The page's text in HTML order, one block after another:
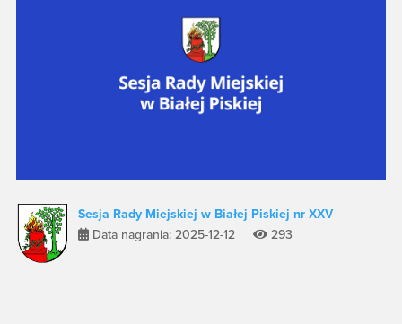
Sesja Rady Miejskiej w Białej Piskiej nr XXV
Data nagrania: 2025-12-12
293